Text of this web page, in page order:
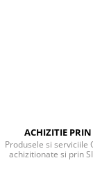
ACHIZITIE PRIN
Produsele si serviciile
achizitionate si prin